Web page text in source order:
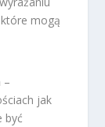
mogą
–
jak
być